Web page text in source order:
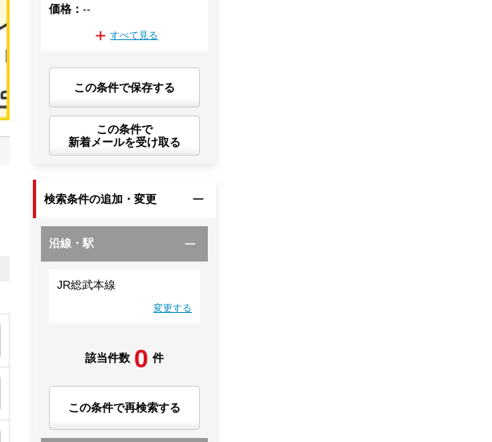
価格 ：--
すべて見る
この条件で保存する
この条件で
新着メールを受け取る
検索条件の追加・変更
沿線・駅
JR総武本線
変更する
該当件数 0 件
この条件で再検索する